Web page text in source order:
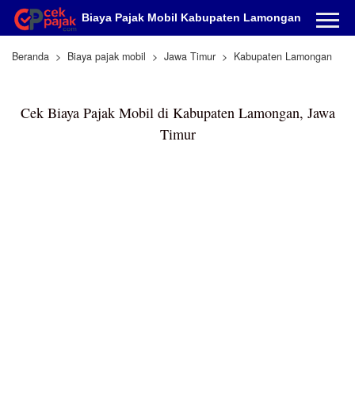
Biaya Pajak Mobil Kabupaten Lamongan
Beranda Biaya pajak mobil Jawa Timur Kabupaten Lamongan
Cek Biaya Pajak Mobil di Kabupaten Lamongan, Jawa
Timur